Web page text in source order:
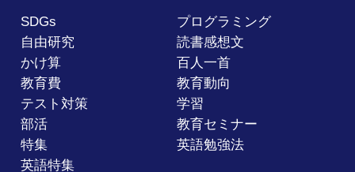
SDGs
プログラミング
自由研究
読書感想文
かけ算
百人一首
教育費
教育動向
テスト対策
学習
部活
教育セミナー
特集
英語勉強法
英語特集